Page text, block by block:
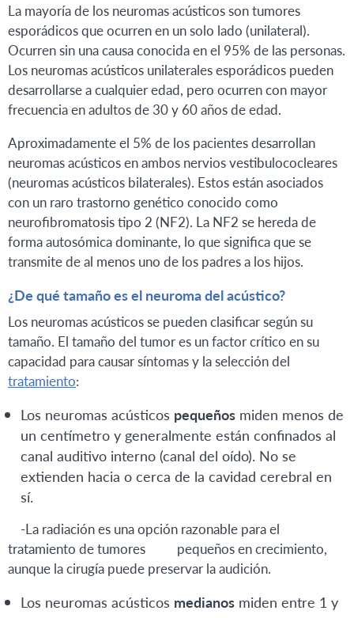
La mayoría de los neuromas acústicos son tumores
esporádicos que ocurren en un solo lado (unilateral).
Ocurren sin una causa conocida en el 95% de las personas.
Los neuromas acústicos unilaterales esporádicos pueden
desarrollarse a cualquier edad, pero ocurren con mayor
frecuencia en adultos de 30 y 60 años de edad.
Aproximadamente el 5% de los pacientes desarrollan
neuromas acústicos en ambos nervios vestibulococleares
(neuromas acústicos bilaterales). Estos están asociados
con un raro trastorno genético conocido como
neurofibromatosis tipo 2 (NF2). La NF2 se hereda de
forma autosómica dominante, lo que significa que se
transmite de al menos uno de los padres a los hijos.
¿De qué tamaño es el neuroma del acústico?
Los neuromas acústicos se pueden clasificar según su
tamaño. El tamaño del tumor es un factor crítico en su
capacidad para causar síntomas y la selección del
tratamiento:
Los neuromas acústicos pequeños miden menos de
un centímetro y generalmente están confinados al
canal auditivo interno (canal del oído). No se
extienden hacia o cerca de la cavidad cerebral en
sí.
-La radiación es una opción razonable para el
tratamiento de tumores pequeños en crecimiento,
aunque la cirugía puede preservar la audición.
Los neuromas acústicos medianos miden entre 1 y